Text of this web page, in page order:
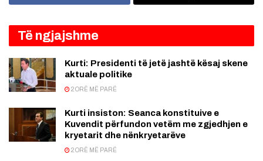
Të ngjajshme
Kurti: Presidenti të jetë jashtë kësaj skene
aktuale politike
2 ORË MË PARË
Kurti insiston: Seanca konstituive e
Kuvendit përfundon vetëm me zgjedhjen e
kryetarit dhe nënkryetarëve
2 ORË MË PARË